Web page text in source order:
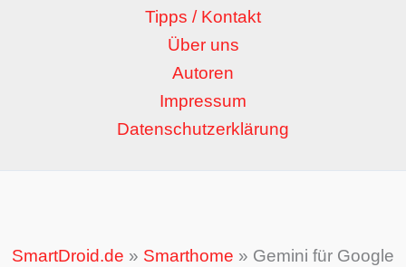
Tipps / Kontakt
Über uns
Autoren
Impressum
Datenschutzerklärung
SmartDroid.de » Smarthome » Gemini für Google